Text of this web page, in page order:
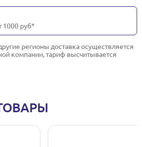
1000 руб*
регионы доставка осуществляется
компании, тариф высчитывается